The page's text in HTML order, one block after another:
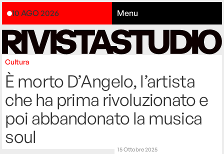
10 AGO 2026 Menu
Cultura
È morto D’Angelo, l’artista
che ha prima rivoluzionato e
poi abbandonato la musica
soul
15 Ottobre 2025